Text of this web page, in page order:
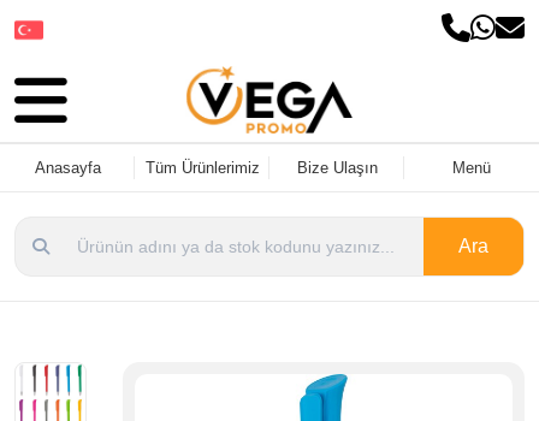
Anasayfa Tüm Ürünlerimiz Bize Ulaşın Menü
Ara